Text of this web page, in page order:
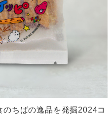
のちばの逸品を発掘2024コ